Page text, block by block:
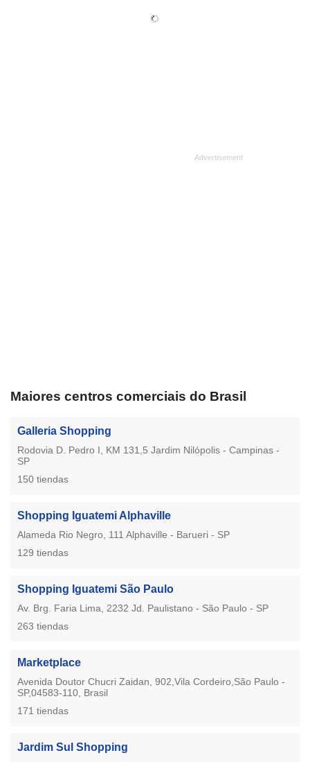
Maiores centros comerciais do Brasil
Galleria Shopping
Rodovia D. Pedro I, KM 131,5 Jardim Nilópolis - Campinas -
SP
150 tiendas
Shopping Iguatemi Alphaville
Alameda Rio Negro, 111 Alphaville - Barueri - SP
129 tiendas
Shopping Iguatemi São Paulo
Av. Brg. Faria Lima, 2232 Jd. Paulistano - São Paulo - SP
263 tiendas
Marketplace
Avenida Doutor Chucri Zaidan, 902,Vila Cordeiro,São Paulo -
SP,04583-110, Brasil
171 tiendas
Jardim Sul Shopping